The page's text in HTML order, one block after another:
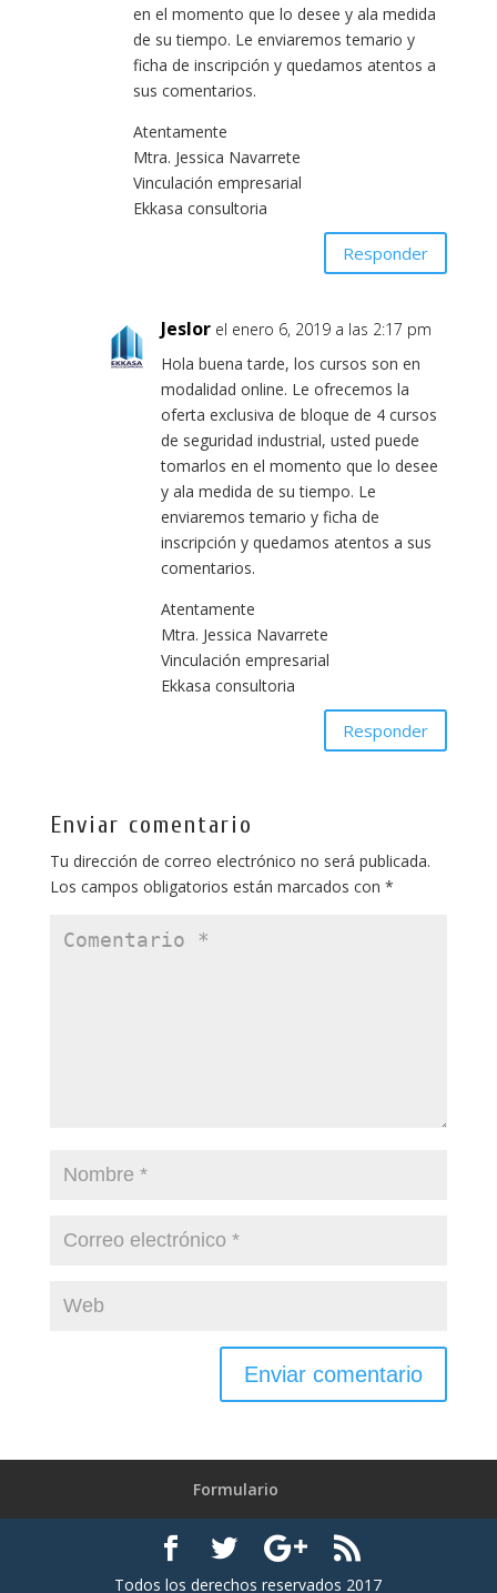
en el momento que lo desee y ala medida
de su tiempo. Le enviaremos temario y
ficha de inscripción y quedamos atentos a
sus comentarios.
Atentamente
Mtra. Jessica Navarrete
Vinculación empresarial
Ekkasa consultoria
Responder
Jeslor el enero 6, 2019 a las 2:17 pm
Hola buena tarde, los cursos son en
modalidad online. Le ofrecemos la
oferta exclusiva de bloque de 4 cursos
de seguridad industrial, usted puede
tomarlos en el momento que lo desee
y ala medida de su tiempo. Le
enviaremos temario y ficha de
inscripción y quedamos atentos a sus
comentarios.
Atentamente
Mtra. Jessica Navarrete
Vinculación empresarial
Ekkasa consultoria
Responder
Enviar comentario
Tu dirección de correo electrónico no será publicada.
Los campos obligatorios están marcados con *
Formulario
Todos los derechos reservados 2017